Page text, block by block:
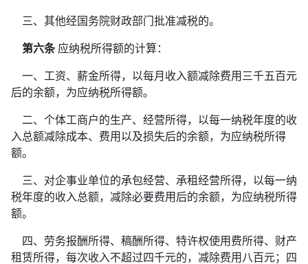
三、其他经国务院财政部门批准减税的。
第六条应纳税所得额的计算：
一、工资、薪金所得，以每月收入额减除费用三千五百元
后的余额，为应纳税所得额。
二、个体工商户的生产、经营所得，以每一纳税年度的收
入总额减除成本、费用以及损失后的余额，为应纳税所得
额。
三、对企事业单位的承包经营、承租经营所得，以每一纳
税年度的收入总额，减除必要费用后的余额，为应纳税所得
额。
四、劳务报酬所得、稿酬所得、特许权使用费所得、财产
租赁所得，每次收入不超过四千元的，减除费用八百元；四